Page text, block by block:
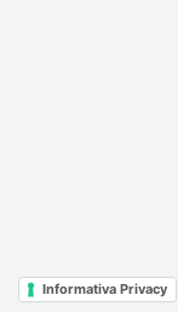
Informativa Privacy